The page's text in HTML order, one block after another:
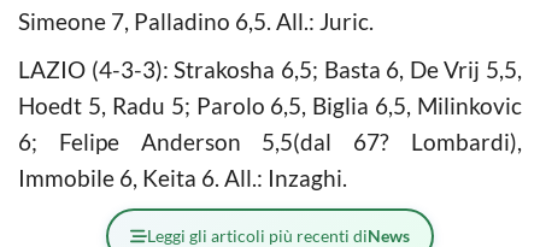
Simeone 7, Palladino 6,5. All.: Juric.
LAZIO (4-3-3): Strakosha 6,5; Basta 6, De Vrij 5,5,
Hoedt 5, Radu 5; Parolo 6,5, Biglia 6,5, Milinkovic
6; Felipe Anderson 5,5(dal 67? Lombardi),
Immobile 6, Keita 6. All.: Inzaghi.
Leggi gli articoli più recenti diNews